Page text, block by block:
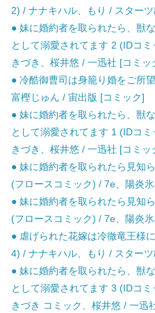
2) / ナナキハル、もり / スター
● 妹に婚約者を取られたら、獣
として溺愛されてます 2 (IDコ
きづき、桜井悠 / 一迅社 [コミッ
● 冷酷御曹司は身籠り婚をご所
富樫じゅん / 宙出版 [コミック]
● 妹に婚約者を取られたら、獣
として溺愛されてます 1 (IDコ
きづき、桜井悠 / 一迅社 [コミッ
● 妹に婚約者を取られたら見知
(フロースコミック) / 7e、陽炎
● 妹に婚約者を取られたら見知
(フロースコミック) / 7e、陽炎
● 虐げられた花嫁は冷徹竜王様
4) / ナナキハル、もり / スター
● 妹に婚約者を取られたら、獣
として溺愛されてます 3 (IDコ
きづき コミック、桜井悠 / 一迅